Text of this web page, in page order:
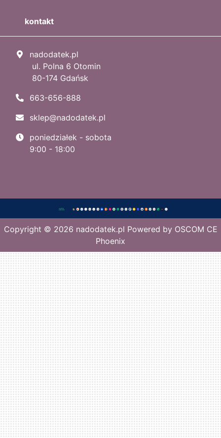
kontakt
nadodatek.pl
ul. Polna 6 Otomin
80-174 Gdańsk
663-656-888
sklep@nadodatek.pl
poniedziałek - sobota
9:00 - 18:00
Copyright © 2026 nadodatek.pl Powered by OSCOM CE
Phoenix